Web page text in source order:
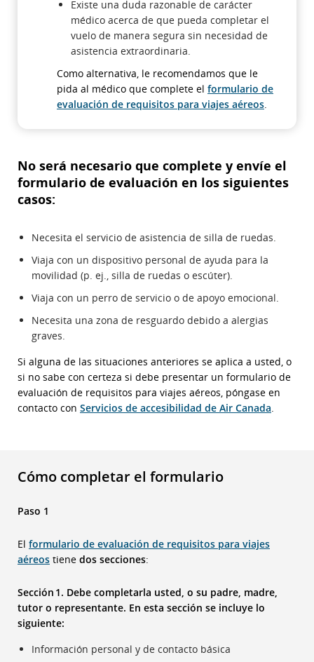
Existe una duda razonable de carácter
médico acerca de que pueda completar el
vuelo de manera segura sin necesidad de
asistencia extraordinaria.
Como alternativa, le recomendamos que le
pida al médico que complete el formulario de
evaluación de requisitos para viajes aéreos.
No será necesario que complete y envíe el
formulario de evaluación en los siguientes
casos:
Necesita el servicio de asistencia de silla de ruedas.
Viaja con un dispositivo personal de ayuda para la
movilidad (p. ej., silla de ruedas o escúter).
Viaja con un perro de servicio o de apoyo emocional.
Necesita una zona de resguardo debido a alergias
graves.
Si alguna de las situaciones anteriores se aplica a usted, o
si no sabe con certeza si debe presentar un formulario de
evaluación de requisitos para viajes aéreos, póngase en
contacto con Servicios de accesibilidad de Air Canada.
Cómo completar el formulario
Paso 1
El formulario de evaluación de requisitos para viajes
aéreos tiene dos secciones:
Sección 1. Debe completarla usted, o su padre, madre,
tutor o representante. En esta sección se incluye lo
siguiente:
Información personal y de contacto básica